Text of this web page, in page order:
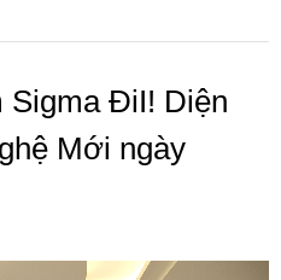
Sigma ĐiI! Diện
Mới ngày